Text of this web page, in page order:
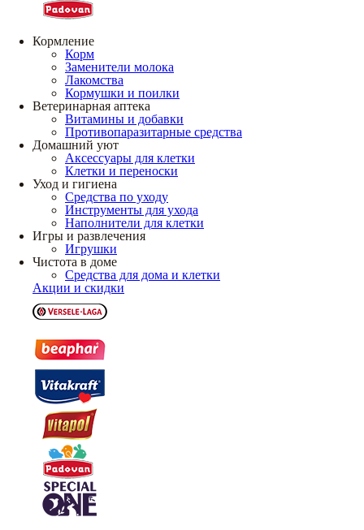
Кормление
Корм
Заменители молока
Лакомства
Кормушки и поилки
Ветеринарная аптека
Витамины и добавки
Противопаразитарные средства
Домашний уют
Аксессуары для клетки
Клетки и переноски
Уход и гигиена
Средства по уходу
Инструменты для ухода
Наполнители для клетки
Игры и развлечения
Игрушки
Чистота в доме
Средства для дома и клетки
Акции и скидки